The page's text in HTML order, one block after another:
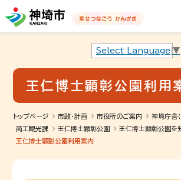
音声読み上げ用ナビゲーションです。
本文へ移動します
ページ最後（フッター）へ移動します
音声読み上げ用ナビゲーションはここまでです。
Select Language ▼
王仁博士顕彰公園利用
トップページ 市政・計画 市役所のご案内 神埼庁舎（
商工観光課
王仁博士顕彰公園
王仁博士顕彰公園を
王仁博士顕彰公園利用案内